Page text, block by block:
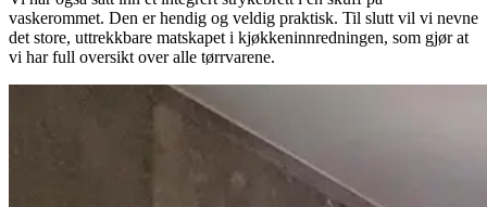
vaskerommet. Den er hendig og veldig praktisk. Til slutt vil vi nevne
det store, uttrekkbare matskapet i kjøkkeninnredningen, som gjør at
vi har full oversikt over alle tørrvarene.